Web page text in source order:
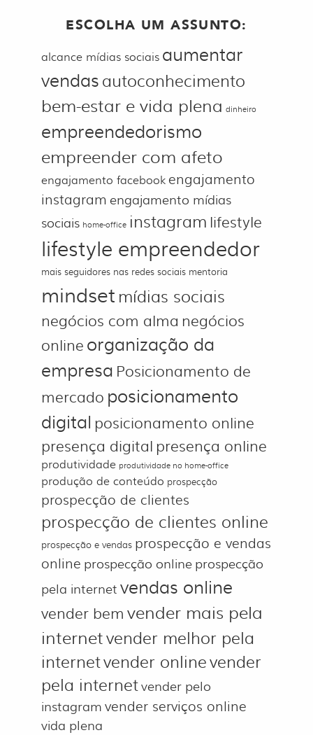
ESCOLHA UM ASSUNTO:
alcance mídias sociais aumentar
vendasautoconhecimento
bem-estar e vida plena dinheiro
empreendedorismo
empreender com afeto
engajamento facebook engajamento
instagram engajamento mídias
sociais home-office instagram lifestyle
lifestyle empreendedor
mais seguidores nas redes sociais mentoria
mindset mídias sociais
negócios com alma negócios
onlineorganização da
empresa Posicionamento de
mercado posicionamento
digital posicionamento online
presença digitalpresença online
produtividade produtividade no home-office
produção de conteúdo prospecção
prospecção de clientes
prospecção de clientes online
prospecção e vendas prospecção e vendas
online prospecção online prospecção
pela internet vendas online
vender bemvender mais pela
internetvender melhor pela
internetvender onlinevender
pela internetvender pelo
instagram vender serviços online
vida plena